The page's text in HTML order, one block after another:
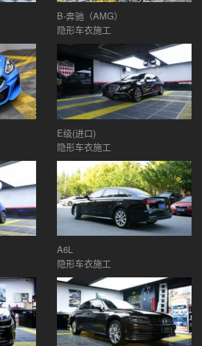
B-奔驰（AMG）
隐形车衣施工
E级(进口)
隐形车衣施工
A6L
隐形车衣施工